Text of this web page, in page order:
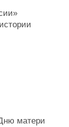
матери